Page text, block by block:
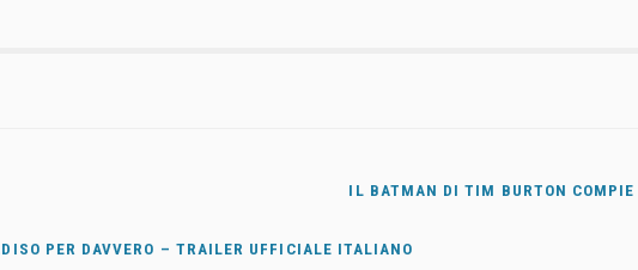
IL BATMAN DI TIM BURTON
PER DAVVERO – TRAILER UFFICIALE ITALIANO